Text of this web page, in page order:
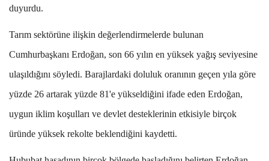
duyurdu.
Tarım sektörüne ilişkin değerlendirmelerde bulunan
Cumhurbaşkanı Erdoğan, son 66 yılın en yüksek yağış seviyesine
ulaşıldığını söyledi. Barajlardaki doluluk oranının geçen yıla göre
yüzde 26 artarak yüzde 81'e yükseldiğini ifade eden Erdoğan,
uygun iklim koşulları ve devlet desteklerinin etkisiyle birçok
üründe yüksek rekolte beklendiğini kaydetti.